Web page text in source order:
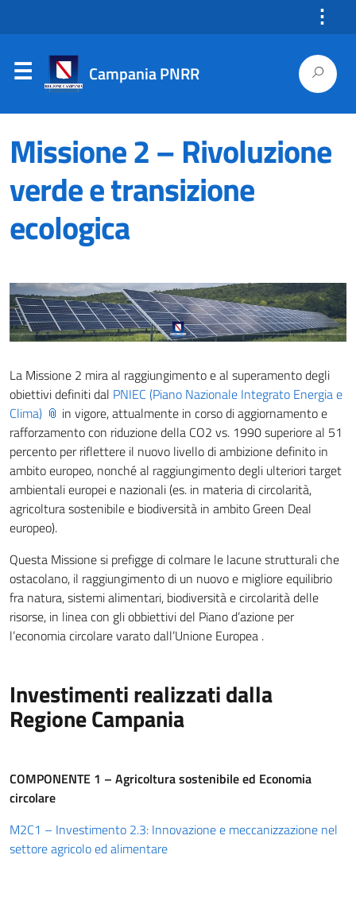
⋮
Campania PNRR
Missione 2 – Rivoluzione
verde e transizione
ecologica
La Missione 2 mira al raggiungimento e al superamento degli
obiettivi definiti dal PNIEC (Piano Nazionale Integrato Energia e
Clima)
in vigore, attualmente in corso di aggiornamento e
rafforzamento con riduzione della CO2 vs. 1990 superiore al 51
percento per riflettere il nuovo livello di ambizione definito in
ambito europeo, nonché al raggiungimento degli ulteriori target
ambientali europei e nazionali (es. in materia di circolarità,
agricoltura sostenibile e biodiversità in ambito Green Deal
europeo).
Questa Missione si prefigge di colmare le lacune strutturali che
ostacolano, il raggiungimento di un nuovo e migliore equilibrio
fra natura, sistemi alimentari, biodiversità e circolarità delle
risorse, in linea con gli obbiettivi del Piano d’azione per
l’economia circolare varato dall’Unione Europea .
Investimenti realizzati dalla
Regione Campania
COMPONENTE 1 – Agricoltura sostenibile ed Economia
circolare
M2C1 – Investimento 2.3: Innovazione e meccanizzazione nel
settore agricolo ed alimentare